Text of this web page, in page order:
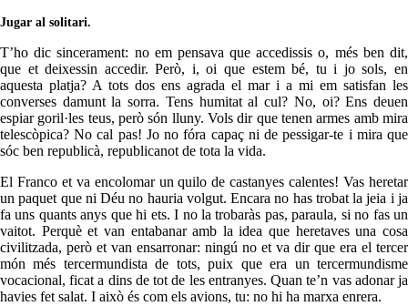
Jugar al solitari.
T’ho dic sincerament: no em pensava que accedissis o, més ben dit,
que et deixessin accedir. Però, i, oi que estem bé, tu i jo sols, en
aquesta platja? A tots dos ens agrada el mar i a mi em satisfan les
converses damunt la sorra. Tens humitat al cul? No, oi? Ens deuen
espiar goril·les teus, però són lluny. Vols dir que tenen armes amb mira
telescòpica? No cal pas! Jo no fóra capaç ni de pessigar-te i mira que
sóc ben republicà, republicanot de tota la vida.
El Franco et va encolomar un quilo de castanyes calentes! Vas heretar
un paquet que ni Déu no hauria volgut. Encara no has trobat la jeia i ja
fa uns quants anys que hi ets. I no la trobaràs pas, paraula, si no fas un
vaitot. Perquè et van entabanar amb la idea que heretaves una cosa
civilitzada, però et van ensarronar: ningú no et va dir que era el tercer
món més tercermundista de tots, puix que era un tercermundisme
vocacional, ficat a dins de tot de les entranyes. Quan te’n vas adonar ja
havies fet salat. I això és com els avions, tu: no hi ha marxa enrera.